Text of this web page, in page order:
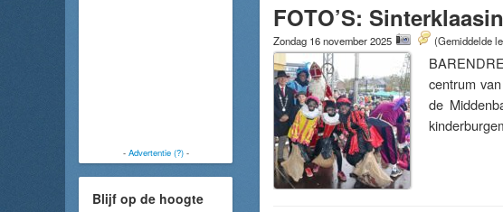
- Advertentie (?)-
Blijf op de hoogte
FOTO’S:
Zondag 16 november 2025 (Gemiddelde
centrum
de